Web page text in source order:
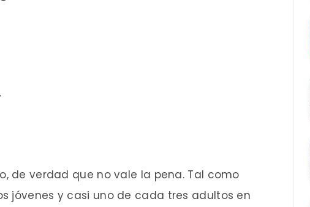
de verdad que no vale la pena. Tal como
jóvenes y casi uno de cada tres adultos en